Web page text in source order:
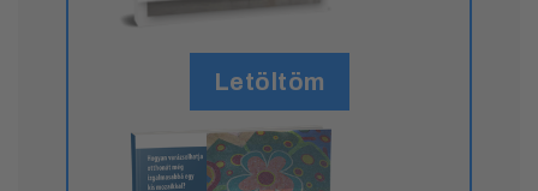
Letöltöm